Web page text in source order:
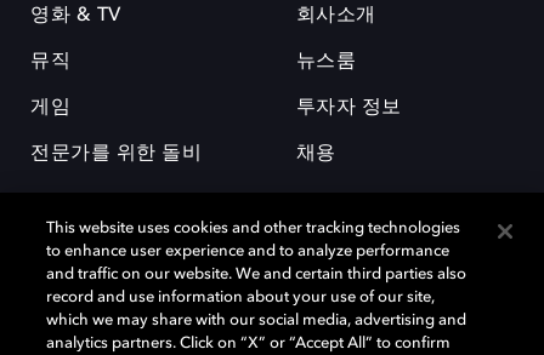
영화 & TV
뮤직
게임
전문가를 위한 돌비
회사소개
뉴스룸
투자자 정보
채용
돌비(Dolby)와 double-D 심볼은 미국 및 기타 국가 돌비래버러토리스
This website uses cookies and other tracking technologies
to enhance user experience and to analyze performance
and traffic on our website. We and certain third parties also
record and use information about your use of our site,
which we may share with our social media, advertising and
analytics partners. Click on “X” or “Accept All” to confirm